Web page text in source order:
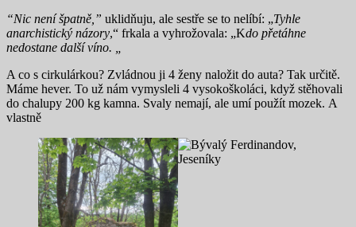
“Nic není špatně,” uklidňuju, ale sestře se to nelíbí: „Tyhle
anarchistický názory,“ frkala a vyhrožovala: „Kdo přetáhne
nedostane další víno. „
A co s cirkulárkou? Zvládnou ji 4 ženy naložit do auta? Tak určitě.
Máme hever. To už nám vymysleli 4 vysokoškoláci, když stěhovali
do chalupy 200 kg kamna. Svaly nemají, ale umí použít mozek. A
vlastně